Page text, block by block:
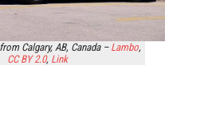
Calgary, AB, Canada – Lambo,
CC BY 2.0, Link